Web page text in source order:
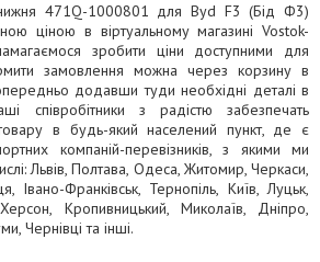
471Q-1000801 для Byd F3 (Бід Ф3)
ціною в віртуальному магазині Vostok-
зробити ціни доступними для
замовлення можна через корзину в
додавши туди необхідні деталі в
співробітники з радістю забезпечать
в будь-який населений пункт, де є
компаній-перевізників, з якими ми
Львів, Полтава, Одеса, Житомир, Черкаси,
Івано-Франківськ, Тернопіль, Київ, Луцьк,
Кропивницький, Миколаїв, Дніпро,
Чернівці та інші.